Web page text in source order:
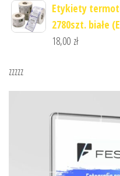
Etykiety
2780szt. białe
18,00 zł
zzzzz